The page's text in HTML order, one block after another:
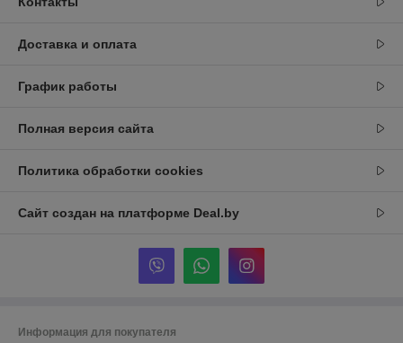
Доставка и оплата
График работы
Полная версия сайта
Политика обработки cookies
Сайт создан на платформе Deal.by
Информация для покупателя